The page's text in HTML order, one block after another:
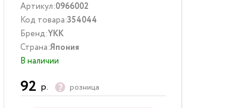
Артикул:0966002
Код товара:354044
Бренд:YKK
Страна:Япония
В наличии
92 р. розница